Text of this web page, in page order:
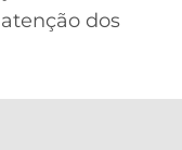
dos